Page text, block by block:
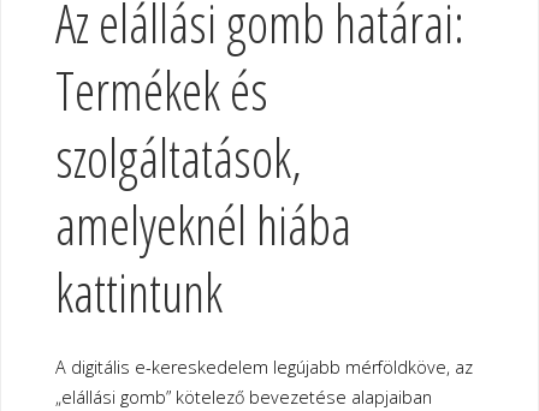
Az elállási gomb határai:
Termékek és
szolgáltatások,
amelyeknél hiába
kattintunk
A digitális e-kereskedelem legújabb mérföldköve, az
„elállási gomb” kötelező bevezetése alapjaiban